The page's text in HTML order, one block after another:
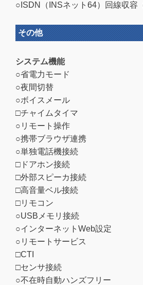
○ISDN（INSネット64）回線収容
その他
システム機能
○省電力モード
○夜間切替
○ボイスメール
□チャイムタイマ
○リモート操作
○携帯ブラウザ連携
○単独電話機接続
□ドアホン接続
□外部スピーカ接続
□高音量ベル接続
□リモコン
○USBメモリ接続
○インターネットWeb設定
○リモートサービス
□CTI
□センサ接続
○不在時自動ハンズフリー